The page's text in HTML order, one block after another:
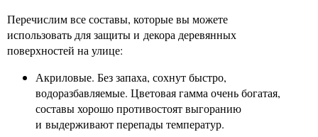
Перечислим все составы, которые вы можете
использовать для защиты и декора деревянных
поверхностей на улице:
Акриловые. Без запаха, сохнут быстро,
водоразбавляемые. Цветовая гамма очень богатая,
составы хорошо противостоят выгоранию
и выдерживают перепады температур.